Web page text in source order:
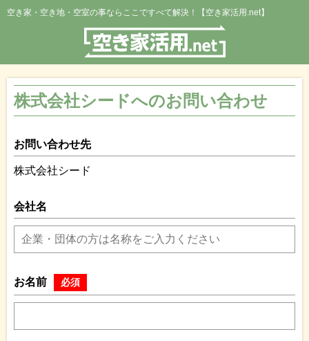
空き家・空き地・空室の事ならここですべて解決！【空き家活用.net】
株式会社シードへのお問い合わせ
お問い合わせ先
株式会社シード
会社名
お名前 必須